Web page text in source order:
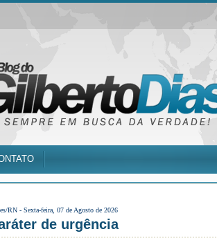
RN - Sexta-feira, 07 de Agosto de 2026
de urgência